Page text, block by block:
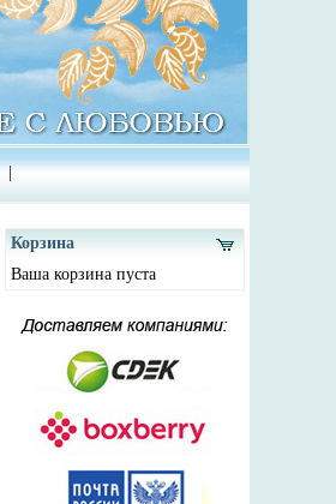
|
Корзина
Ваша корзина пуста